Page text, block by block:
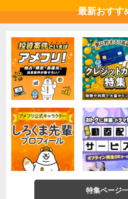
最新おすす
特集ページ